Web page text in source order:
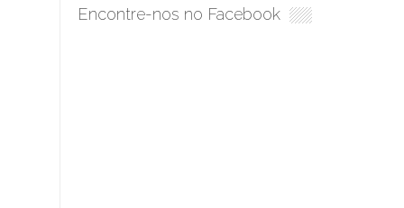
Encontre-nos no Facebook